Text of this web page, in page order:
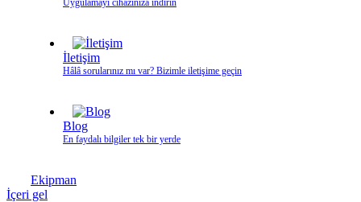
Uygulamayı cihazınıza indirin
İletişim
Hâlâ sorularınız mı var? Bizimle iletişime geçin
Blog
En faydalı bilgiler tek bir yerde
Ekipman
İçeri gel